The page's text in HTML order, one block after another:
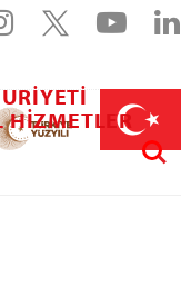
Instagram
X
açılır)
bağış sayfası (yeni
HIZMETLER